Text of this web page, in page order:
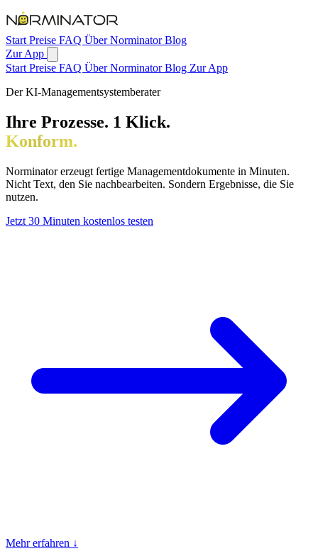
Zum Hauptinhalt springen
Start Preise FAQ Über NorminatorBlog
Zur App
Start Preise FAQ Über NorminatorBlog Zur App
Der KI-Managementsystemberater
Ihre Prozesse. 1 Klick.
Konform.
Norminator erzeugt fertige Managementdokumente in Minuten.
Nicht Text, den Sie nachbearbeiten. Sondern Ergebnisse, die Sie
nutzen.
Jetzt 30 Minuten kostenlos testen
Mehr erfahren ↓